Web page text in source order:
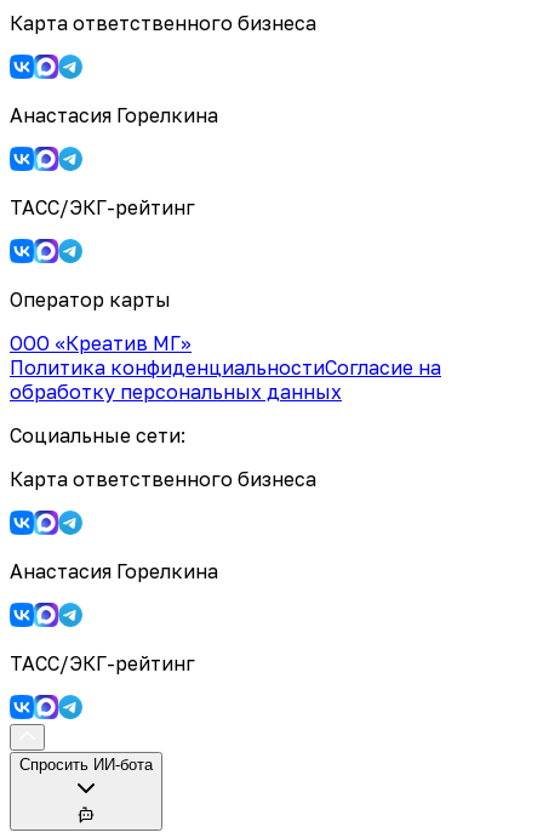
Карта ответственного бизнеса
Анастасия Горелкина
ТАСС/ЭКГ-рейтинг
Оператор карты
ООО «Креатив МГ»
Политика конфиденциальностиСогласие на
обработку персональных данных
Социальные сети:
Карта ответственного бизнеса
Анастасия Горелкина
ТАСС/ЭКГ-рейтинг
Спросить ИИ-бота